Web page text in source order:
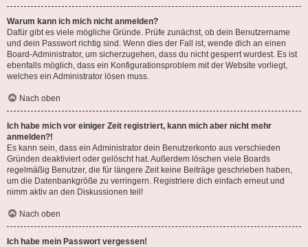
Warum kann ich mich nicht anmelden?
Dafür gibt es viele mögliche Gründe. Prüfe zunächst, ob dein Benutzername
und dein Passwort richtig sind. Wenn dies der Fall ist, wende dich an einen
Board-Administrator, um sicherzugehen, dass du nicht gesperrt wurdest. Es ist
ebenfalls möglich, dass ein Konfigurationsproblem mit der Website vorliegt,
welches ein Administrator lösen muss.
Nach oben
Ich habe mich vor einiger Zeit registriert, kann mich aber nicht mehr
anmelden?!
Es kann sein, dass ein Administrator dein Benutzerkonto aus verschieden
Gründen deaktiviert oder gelöscht hat. Außerdem löschen viele Boards
regelmäßig Benutzer, die für längere Zeit keine Beiträge geschrieben haben,
um die Datenbankgröße zu verringern. Registriere dich einfach erneut und
nimm aktiv an den Diskussionen teil!
Nach oben
Ich habe mein Passwort vergessen!